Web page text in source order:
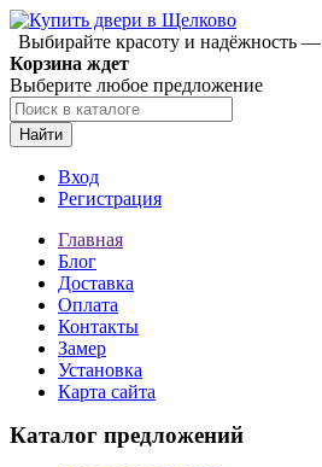
Выбирайте красоту и надёжность
Корзина ждет
Выберите любое предложение
Найти
Вход
Регистрация
Главная
Блог
Доставка
Оплата
Контакты
Замер
Установка
Карта сайта
Каталог предложений